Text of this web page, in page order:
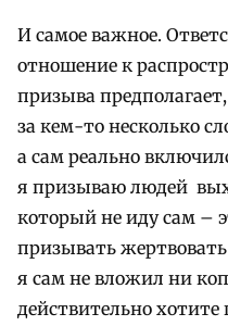
И самое важное.
отношение к
призыва
за кем-то несколько
а сам реально
я призываю людей
который не иду сам –
призывать жертвовать
я сам не вложил ни
действительно